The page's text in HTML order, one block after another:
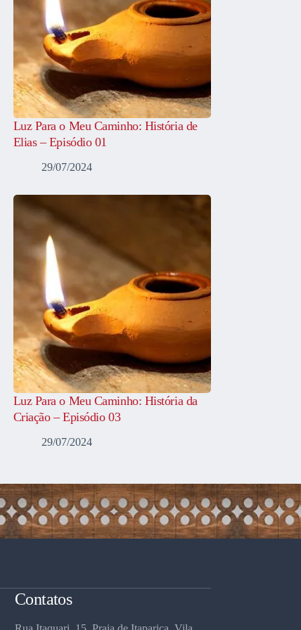
Luz Para o Meu Caminho: História de
Elias – Episódio 01
29/07/2024
Luz Para o Meu Caminho: História da
Criação – Episódio 03
29/07/2024
Contatos